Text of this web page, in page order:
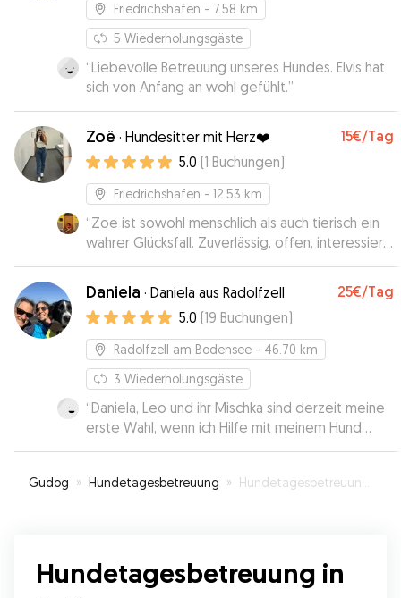
Friedrichshafen - 7.58 km
5 Wiederholungsgäste
“Liebevolle Betreuung unseres Hundes. Elvis hat
sich von Anfang an wohl gefühlt.”
Zoë · Hundesitter mit Herz❤️ 15€/Tag
5.0 (1 Buchungen)
Friedrichshafen - 12.53 km
“Zoe ist sowohl menschlich als auch tierisch ein
wahrer Glücksfall. Zuverlässig, offen, interessiert,
selbständig und selbstbewusst. Angenehme
junge Frau die bei allen gut ankommt :) Unser
Bobo wird wohl ziemlich Heimweh nach ihr
haben. Sie hat wahrlich Freude an der Mensch-
Hunde-Beziehung und macht gerne auch lange
Spaziergänge. Wir hatten einen wunderbaren
Urlaub, weil wir wussten dass unser Hund in
allerbesten Händen ist! Ganz grosses
Dankeschön!
Daniela · Daniela aus Radolfzell 25€/Tag
5.0 (19 Buchungen)
Radolfzell am Bodensee - 46.70 km
3 Wiederholungsgäste
“Daniela, Leo und ihr Mischka sind derzeit meine
erste Wahl, wenn ich Hilfe mit meinem Hund
benötige. Super freundlich, offen,
vielen Auslaufmöglichkeiten.”
Gudog » Hundetagesbetreuung » Hundetagesbetreuung in Tettnang
Hundetagesbetreuung in